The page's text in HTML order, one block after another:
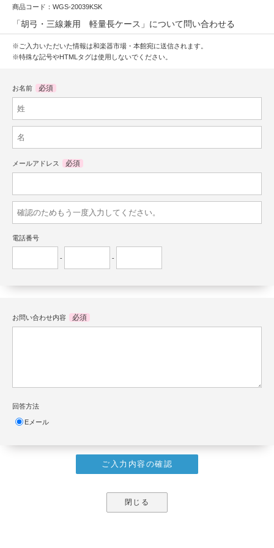
商品コード：WGS-20039KSK
「胡弓・三線兼用 軽量長ケース」について問い合わせる
※ご入力いただいた情報は和楽器市場・本館宛に送信されます。
※特殊な記号やHTMLタグは使用しないでください。
お名前 必須
メールアドレス 必須
電話番号
- -
お問い合わせ内容 必須
回答方法
Eメール